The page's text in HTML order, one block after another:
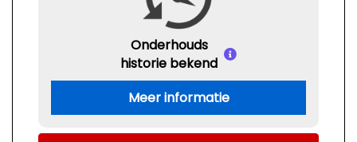
Onderhouds
historie bekend
Meer informatie